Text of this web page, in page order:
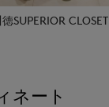
SUPERIOR CLOSET
ネート